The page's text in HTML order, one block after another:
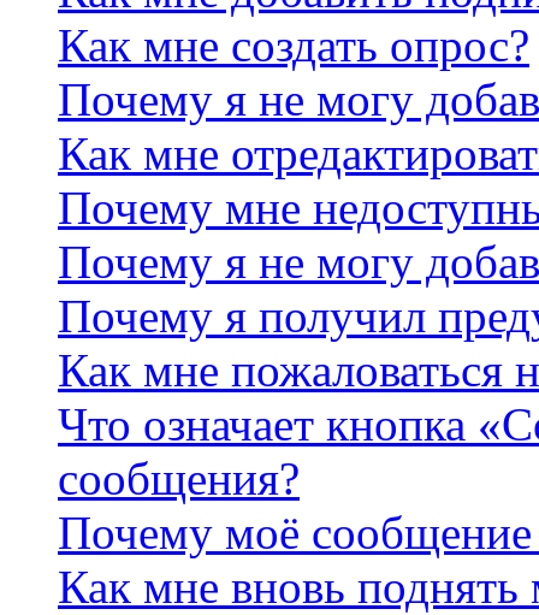
Как мне создать опрос?
Почему я не могу
Как мне
Почему мне
Почему я не могу
Почему я получил
Как мне пожаловаться
Что означает кнопка
сообщения?
Почему моё сообщение
Как мне вновь